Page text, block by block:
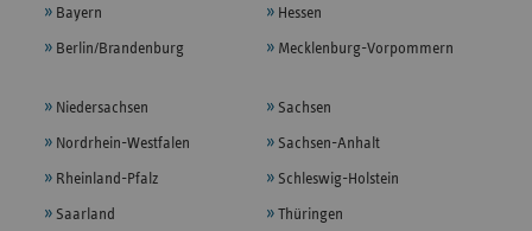
Bayern
Berlin/Brandenburg
Hessen
Mecklenburg-Vorpommern
Niedersachsen
Nordrhein-Westfalen
Rheinland-Pfalz
Saarland
Sachsen
Sachsen-Anhalt
Schleswig-Holstein
Thüringen